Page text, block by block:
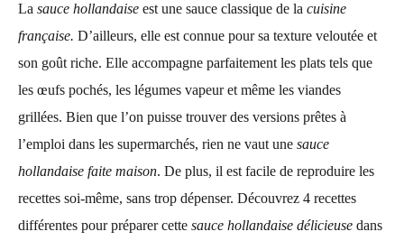
La sauce hollandaise est une sauce classique de la cuisine
française. D’ailleurs, elle est connue pour sa texture veloutée et
son goût riche. Elle accompagne parfaitement les plats tels que
les œufs pochés, les légumes vapeur et même les viandes
grillées. Bien que l’on puisse trouver des versions prêtes à
l’emploi dans les supermarchés, rien ne vaut une sauce
hollandaise faite maison. De plus, il est facile de reproduire les
recettes soi-même, sans trop dépenser. Découvrez 4 recettes
différentes pour préparer cette sauce hollandaise délicieuse dans